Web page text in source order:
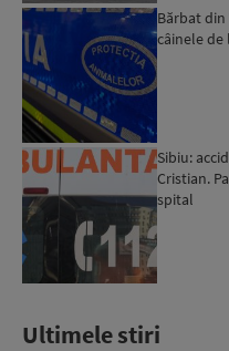
Bărbat din
câinele
Sibiu:
Cristian.
spital
Ultimele stiri